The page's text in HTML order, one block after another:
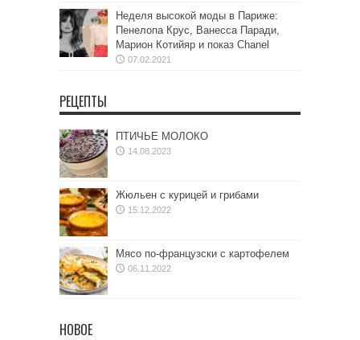
Неделя высокой моды в Париже:
Пенелопа Крус, Ванесса Паради,
Марион Котийяр и показ Chanel
07.02.2021
РЕЦЕПТЫ
ПТИЧЬЕ МОЛОКО
14.08.2023
Жюльен с курицей и грибами
15.12.2022
Мясо по-французски с картофелем
06.11.2022
НОВОЕ